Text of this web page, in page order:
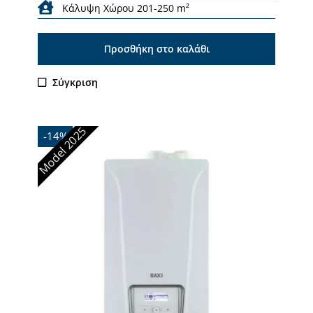
Κάλυψη Χώρου 201-250 m²
Προσθήκη στο καλάθι
Σύγκριση
-14%
Model 2025